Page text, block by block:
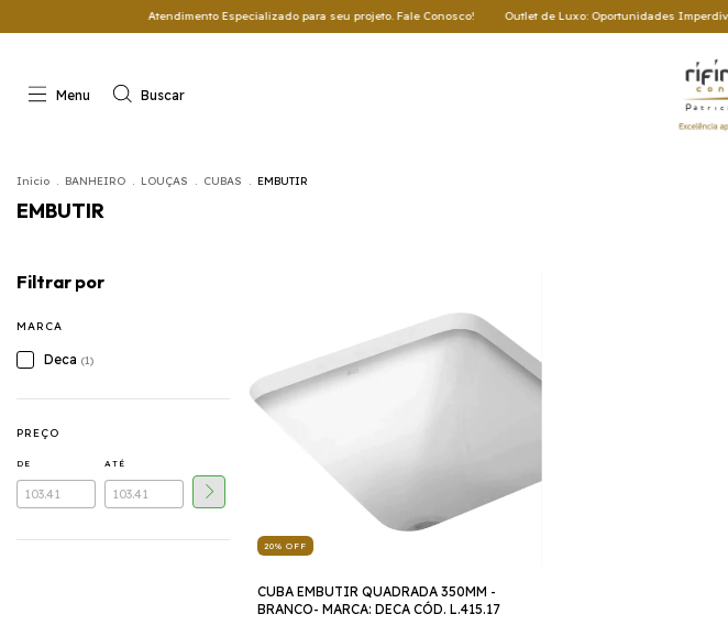
Atendimento Especializado para seu projeto. Fale Conosco! Outlet de Luxo: Oportunidades Imperdíveis
Menu Buscar
Início . BANHEIRO . LOUÇAS . CUBAS . EMBUTIR
EMBUTIR
Filtrar por
MARCA
Deca (1)
PREÇO
DE ATÉ
20% OFF
CUBA EMBUTIR QUADRADA 350MM -
BRANCO- MARCA: DECA CÓD. L.415.17